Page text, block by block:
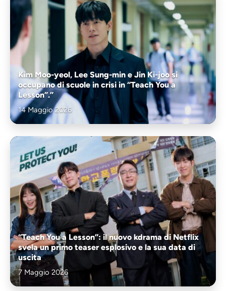
Kim Moo-yeol, Lee Sung-min e Jin Ki-joo si
occupano di scuole in crisi in “Teach You a
Lesson”.”
14 Maggio 2026
“Teach You a Lesson”: il nuovo kdrama di Netflix
svela un primo teaser esplosivo e la sua data di
uscita
7 Maggio 2026